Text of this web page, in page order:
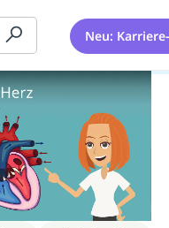
Neu: